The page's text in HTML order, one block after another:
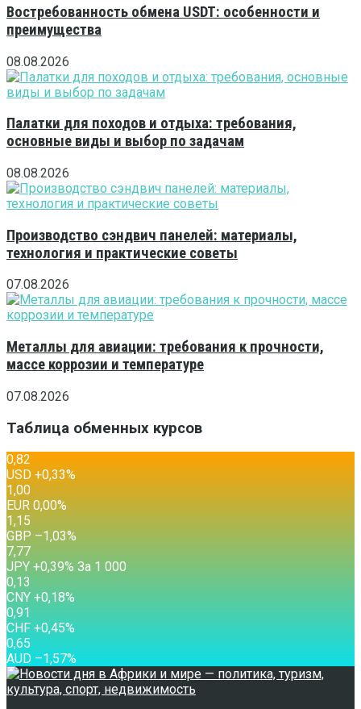
Востребованность обмена USDT: особенности и
преимущества
08.08.2026
Палатки для походов и отдыха: требования,
основные виды и выбор по задачам
08.08.2026
Производство сэндвич панелей: материалы,
технология и практические советы
07.08.2026
Металлы для авиации: требования к прочности,
массе коррозии и температуре
07.08.2026
Таблица обменных курсов
0,82
USD +0,33%
1,00
EUR 0,00%
1,15
GBP –1,03%
7,77
JPY +0,39% За 1 000
0,13
CNY +0,18%
0,91
CHF +0,45%
0,65
AUD –1,57%